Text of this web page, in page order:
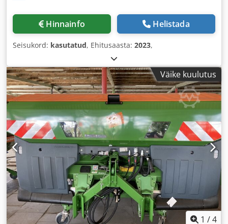
Hinnainfo Helistada
Seisukord: kasutatud, Ehitusaasta: 2023,
Väike kuulutus
1 /4